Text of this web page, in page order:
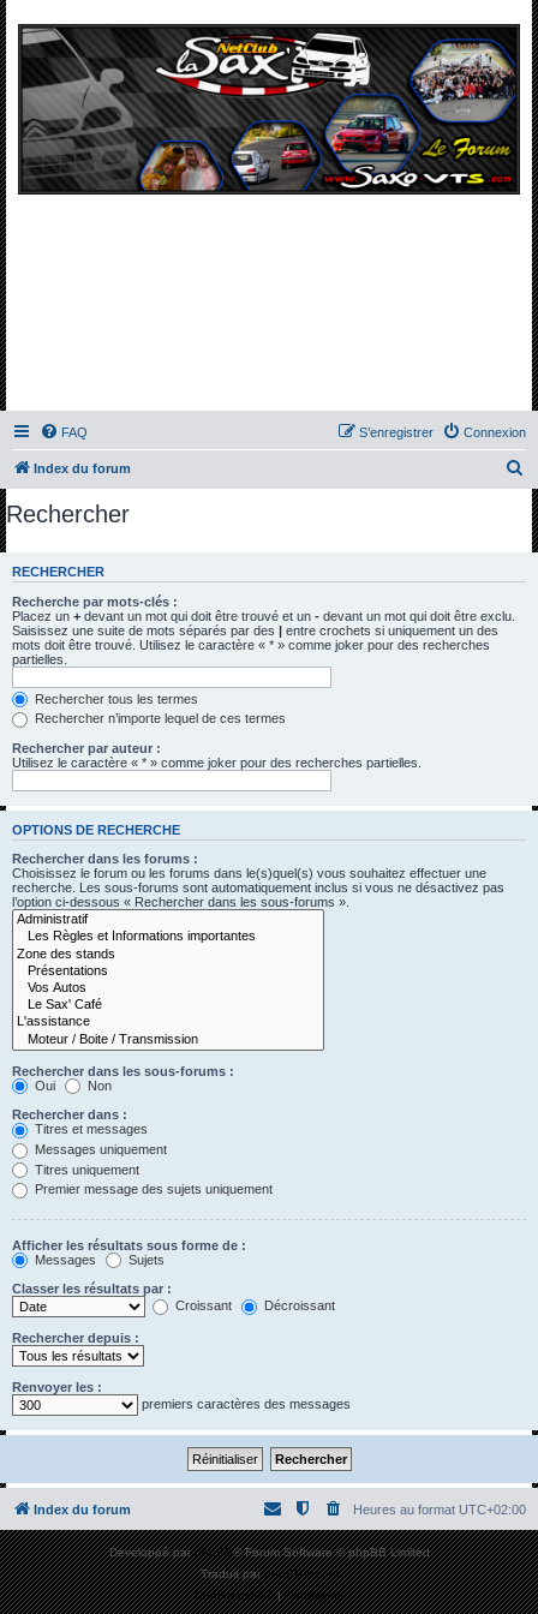
FAQ Connexion
S’enregistrer
Index du forum
e
Rechercher
RECHERCHER
Recherche par mots-clés :
Placez un + devant un mot qui doit être trouvé et un - devant un mot qui doit être exclu.
Saisissez une suite de mots séparés par des | entre crochets si uniquement un des
mots doit être trouvé. Utilisez le caractère « * » comme joker pour des recherches
partielles.
Rechercher tous les termes
Rechercher n’importe lequel de ces termes
Rechercher par auteur :
Utilisez le caractère « * » comme joker pour des recherches partielles.
OPTIONS DE RECHERCHE
Rechercher dans les forums :
Choisissez le forum ou les forums dans le(s)quel(s) vous souhaitez effectuer une
recherche. Les sous-forums sont automatiquement inclus si vous ne désactivez pas
l’option ci-dessous « Rechercher dans les sous-forums ».
Rechercher dans les sous-forums :
Oui
Non
Rechercher dans :
Titres et messages
Messages uniquement
Titres uniquement
Premier message des sujets uniquement
Afficher les résultats sous forme de :
Messages
Sujets
Classer les résultats par :
Croissant
Décroissant
Rechercher depuis :
Renvoyer les :
premiers caractères des messages
Index du forum Heures au format UTC+02:00
Développé parphpBB® Forum Software © phpBB Limited
Traduit parphpBB-fr.com
Confidentialité|Conditions